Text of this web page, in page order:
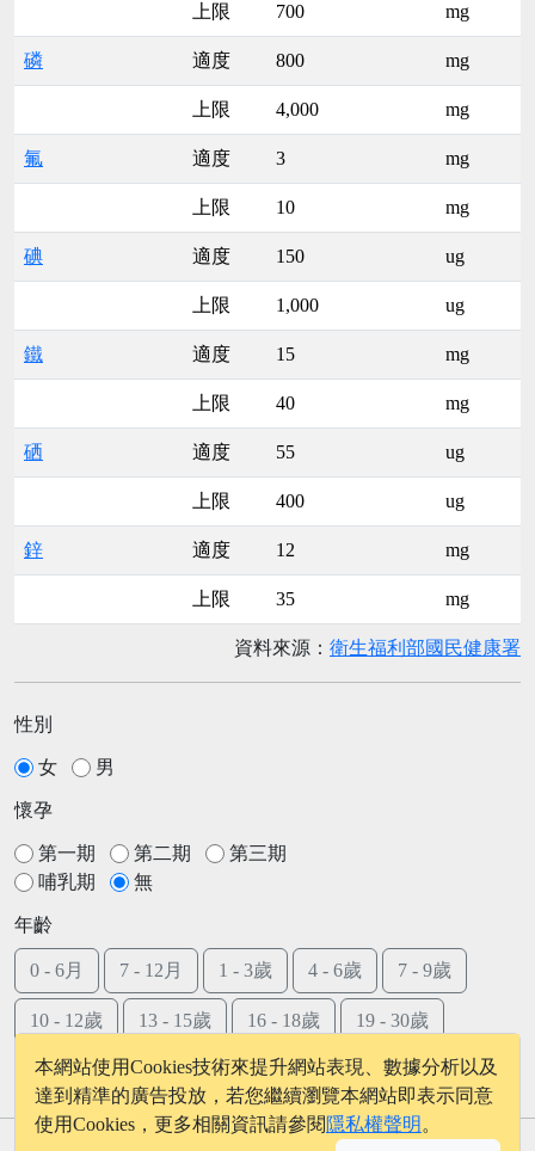
上限 700 mg
磷 適度 800 mg
上限 4,000 mg
氟 適度 3 mg
上限 10 mg
碘 適度 150 ug
上限 1,000 ug
鐵 適度 15 mg
上限 40 mg
硒 適度 55 ug
上限 400 ug
鋅 適度 12 mg
上限 35 mg
資料來源： 衛生福利部國民健康署
性別
女 男
懷孕
第一期 第二期
第三期
哺乳期
無
年齡
0 - 6月 7 - 12月 1 - 3歲 4 - 6歲 7 - 9歲
10 - 12歲 13 - 15歲 16 - 18歲 19 - 30歲
31 - 50歲 51 - 70歲 71歲後
本網站使用Cookies技術來提升網站表現、數據分析以及
達到精準的廣告投放，若您繼續瀏覽本網站即表示同意
使用Cookies，更多相關資訊請參閱 隱私權聲明 。